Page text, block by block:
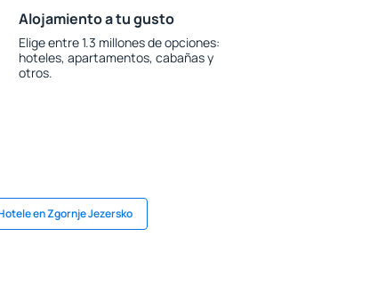
Alojamiento a tu gusto
Elige entre 1.3 millones de opciones:
hoteles, apartamentos, cabañas y
otros.
en Zgornje Jezersko